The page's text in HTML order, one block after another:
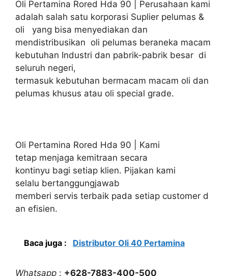
Oli Pertamina Rored Hda 90 | Perusahaan kami
adalah salah satu korporasi Suplier pelumas &
oli yang bisa menyediakan dan
mendistribusikan oli pelumas beraneka macam
kebutuhan Industri dan pabrik-pabrik besar di
seluruh negeri,
termasuk kebutuhan bermacam macam oli dan
pelumas khusus atau oli special grade.
Oli Pertamina Rored Hda 90 | Kami
tetap menjaga kemitraan secara
kontinyu bagi setiap klien. Pijakan kami
selalu bertanggungjawab
memberi servis terbaik pada setiap customer d
an efisien.
Baca juga : Distributor Oli 40 Pertamina
Whatsapp : +628-7883-400-500